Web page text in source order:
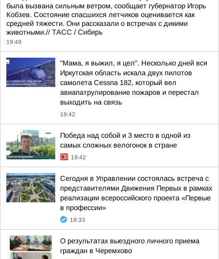
была вызвана сильным ветром, сообщает губернатор Игорь
Кобзев. Состояние спасшихся летчиков оценивается как
средней тяжести. Они рассказали о встречах с дикими
животными.// ТАСС / Сибирь
19:49
"Мама, я выжил, я цел". Несколько дней вся
Иркутская область искала двух пилотов
самолета Cessna 182, который вел
авиапатрулирование пожаров и перестал
выходить на связь
19:42
Победа над собой и 3 место в одной из
самых сложных велогонок в стране
19:42
Сегодня в Управлении состоялась встреча с
представителями Движения Первых в рамках
реализации всероссийского проекта «Первые
в профессии»
19:33
О результатах выездного личного приема
граждан в Черемхово